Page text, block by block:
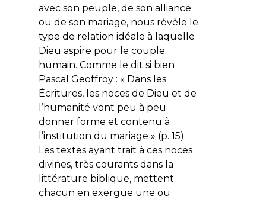
avec son peuple, de son alliance
ou de son mariage, nous révèle le
type de relation idéale à laquelle
Dieu aspire pour le couple
humain. Comme le dit si bien
Pascal Geoffroy : « Dans les
Écritures, les noces de Dieu et de
l’humanité vont peu à peu
donner forme et contenu à
l’institution du mariage » (p. 15).
Les textes ayant trait à ces noces
divines, très courants dans la
littérature biblique, mettent
chacun en exergue une ou